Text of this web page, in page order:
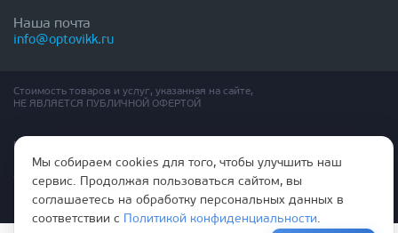
Наша почта
info@optovikk.ru
Стоимость товаров и услуг, указанная на сайте,
НЕ ЯВЛЯЕТСЯ ПУБЛИЧНОЙ ОФЕРТОЙ
Правила эксплутации входных и межкомнатных дверей
Политика обработки персональных данных
Согласие на обработку персональных данных
Мы собираем cookies для того, чтобы улучшить наш
сервис. Продолжая пользоваться сайтом, вы
соглашаетесь на обработку персональных данных в
соответствии с
Политикой конфиденциальности.